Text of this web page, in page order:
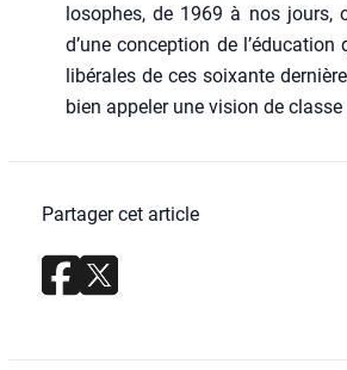
lo­sophes, de 1969 à nos jours,
d’une concep­tion de
libé­rales de ces soixante
bien appe­ler une vision de classe
Partager cet article